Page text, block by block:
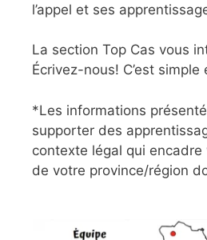
l’appel et ses
La section Top Cas vous
Écrivez-nous! C’est simple
*Les informations
supporter des
contexte légal qui
de votre province/région